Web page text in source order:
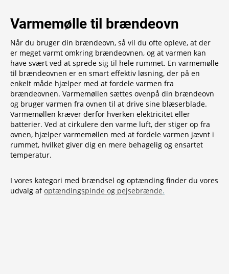
Varmemølle til brændeovn
Når du bruger din brændeovn, så vil du ofte opleve, at der
er meget varmt omkring brændeovnen, og at varmen kan
have svært ved at sprede sig til hele rummet. En varmemølle
til brændeovnen er en smart effektiv løsning, der på en
enkelt måde hjælper med at fordele varmen fra
brændeovnen. Varmemøllen sættes ovenpå din brændeovn
og bruger varmen fra ovnen til at drive sine blæserblade.
Varmemøllen kræver derfor hverken elektricitet eller
batterier. Ved at cirkulere den varme luft, der stiger op fra
ovnen, hjælper varmemøllen med at fordele varmen jævnt i
rummet, hvilket giver dig en mere behagelig og ensartet
temperatur.
I vores kategori med brændsel og optænding finder du vores
udvalg afoptændingspinde og pejsebrænde.